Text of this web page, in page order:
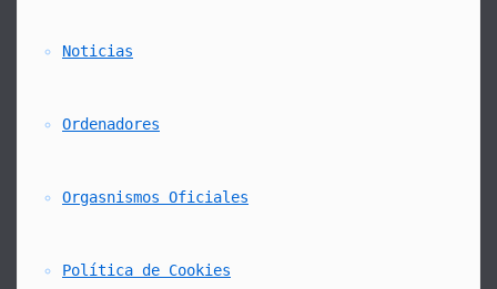
Noticias
Ordenadores
Orgasnismos Oficiales
Política de Cookies